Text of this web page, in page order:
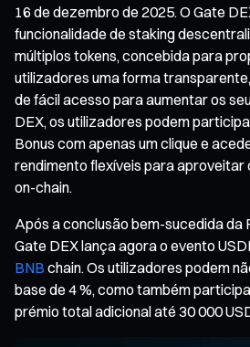
16 de dezembro de 2025. O Gate
funcionalidade de staking
múltiplos tokens, concebida para
utilizadores uma forma
de fácil acesso para aumentar os
DEX, os utilizadores podem
Bonus com apenas um clique e
rendimento flexíveis para aproveitar
on-chain.
Após a conclusão bem-sucedida da
Gate DEX lança agora o evento
BNB chain. Os utilizadores podem
base de 4 %, como também
prémio total adicional até 30 000